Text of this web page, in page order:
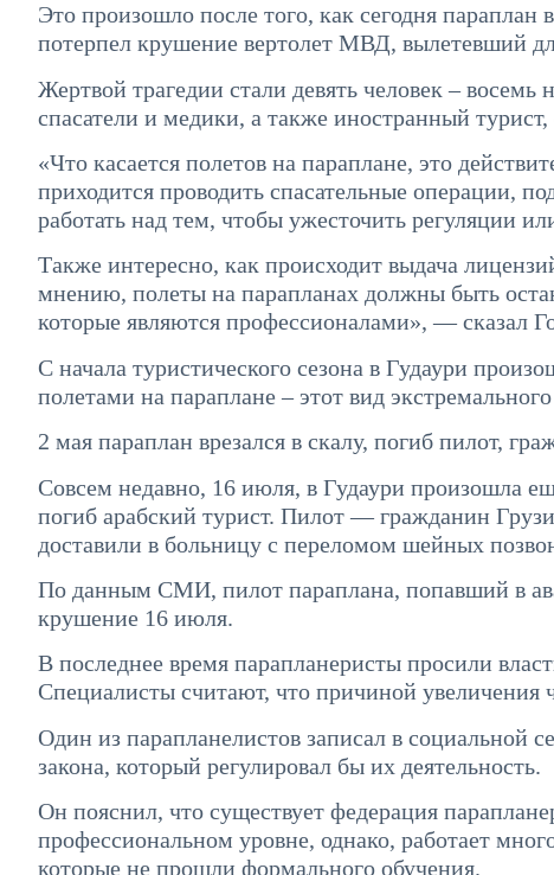
Это произошло после того, как сегодня параплан
потерпел крушение вертолет МВД, вылетевший
Жертвой трагедии стали девять человек –
спасатели и медики, а также иностранный
«Что касается полетов на параплане, это
приходится проводить спасательные операции,
работать над тем, чтобы ужесточить регуляции
Также интересно, как происходит выдача
мнению, полеты на парапланах должны быть
которые являются профессионалами», — сказал
С начала туристического сезона в Гудаури
полетами на параплане – этот вид
2 мая параплан врезался в скалу, погиб пилот,
Совсем недавно, 16 июля, в Гудаури произошла
погиб арабский турист. Пилот — гражданин
доставили в больницу с переломом шейных
По данным СМИ, пилот параплана, попавший в
крушение 16 июля.
В последнее время парапланеристы просили
Специалисты считают, что причиной увеличения
Один из парапланелистов записал в социальной
закона, который регулировал бы их деятельность.
Он пояснил, что существует федерация
профессиональном уровне, однако, работает
которые не прошли формального обучения.